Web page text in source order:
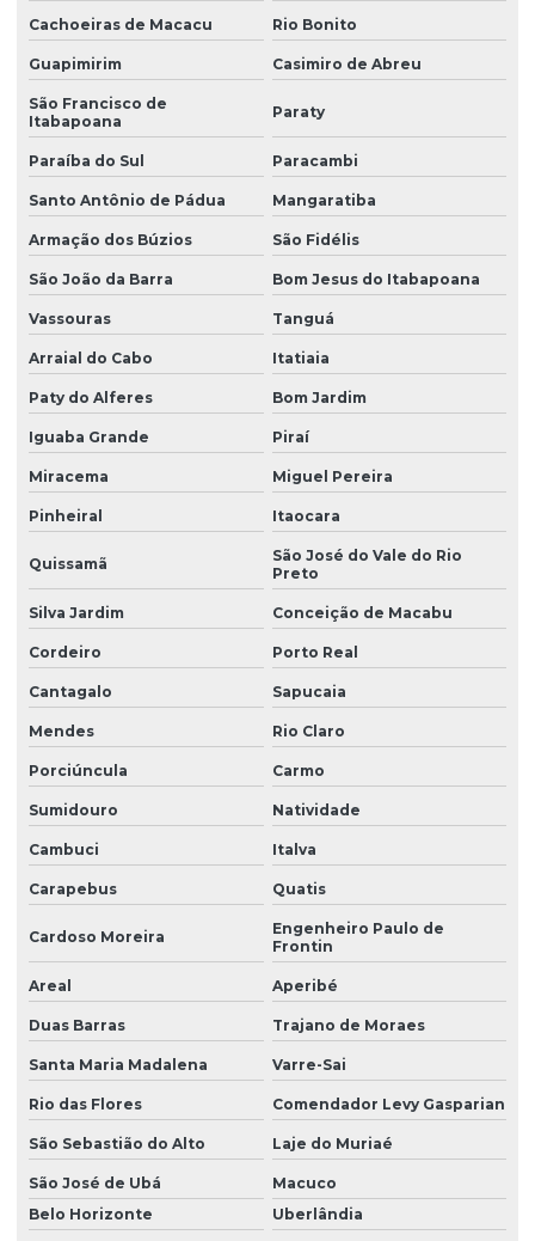
Manutenção eletrônica de guindastes
Manutenção de eletrônica e sistemas de guindastes
Manutenção de equipamentos eletrônicos para guindastes
Manutenção especializada em eletrônica de guindastes
Manutenção de guindaste
Manutenção guindaste munck
Manutenção de guindastes eletrônicos
Manutenção de sistema de controle eletrônico de guindastes
Manutenção de sistemas de automação em guindastes
Manutenção de sistemas de automação industrial
Manutenção de sistemas de controle de guindastes
Manutenção de sistemas de eletrônica para guindastes
industriais
Manutenção de sistemas eletrônicos complexos em
guindastes
Manutenção de sistemas eletrônicos para guindastes
Manutenção técnica eletrônica para guindastes
Módulo danfoss
Módulo danfoss em es
Montagem de painel elétrico industrial
Cachoeiras de Macacu Rio Bonito
Guapimirim Casimiro de Abreu
São Francisco de
Itabapoana
Paraty
Paraíba do Sul Paracambi
Santo Antônio de Pádua Mangaratiba
Armação dos Búzios São Fidélis
São João da Barra Bom Jesus do Itabapoana
Vassouras Tanguá
Arraial do Cabo Itatiaia
Paty do Alferes Bom Jardim
Iguaba Grande Piraí
Miracema Miguel Pereira
Pinheiral Itaocara
Quissamã
São José do Vale do Rio
Preto
Silva Jardim Conceição de Macabu
Cordeiro Porto Real
Cantagalo Sapucaia
Mendes Rio Claro
Porciúncula Carmo
Sumidouro Natividade
Cambuci Italva
Carapebus Quatis
Cardoso Moreira
Engenheiro Paulo de
Frontin
Areal Aperibé
Duas Barras Trajano de Moraes
Santa Maria Madalena Varre-Sai
Rio das Flores Comendador Levy Gasparian
São Sebastião do Alto Laje do Muriaé
São José de Ubá
Macuco
Belo Horizonte
Uberlândia